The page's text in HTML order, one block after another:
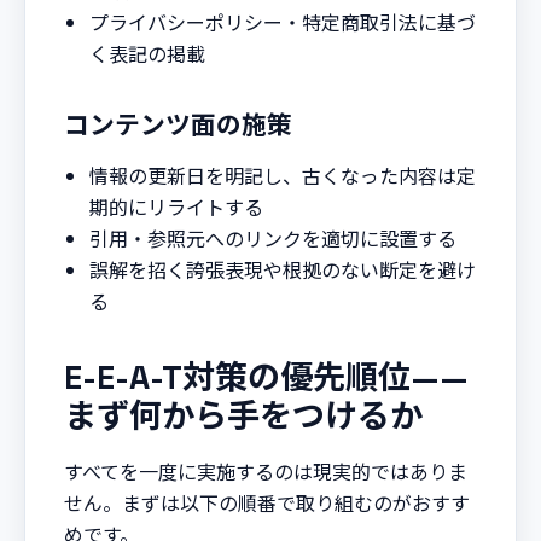
プライバシーポリシー・特定商取引法に基づ
く表記の掲載
コンテンツ面の施策
情報の更新日を明記し、古くなった内容は定
期的にリライトする
引用・参照元へのリンクを適切に設置する
誤解を招く誇張表現や根拠のない断定を避け
る
E-E-A-T対策の優先順位——
まず何から手をつけるか
すべてを一度に実施するのは現実的ではありま
せん。まずは以下の順番で取り組むのがおすす
めです。